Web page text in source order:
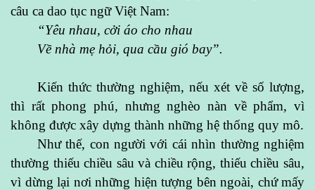
câu ca dao tục ngữ Việt Nam:
“Yêu nhau, cởi áo cho nhau
Về nhà mẹ hỏi, qua cầu gió bay”.
Kiến thức thường nghiệm, nếu xét về số lượng,
thì rất phong phú, nhưng nghèo nàn về phẩm, vì
không được xây dựng thành những hệ thống quy mô.
Như thế, con người với cái nhìn thường nghiệm
thường thiếu chiều sâu và chiều rộng, thiếu chiều sâu,
vì dừng lại nơi những hiện tượng bên ngoài, chứ mấy